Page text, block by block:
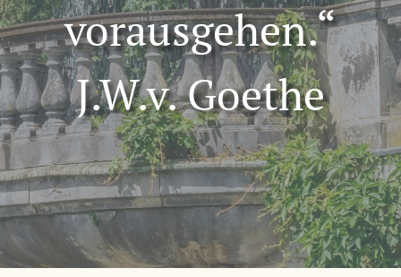
vorausgehen.“
J.W.v. Goethe